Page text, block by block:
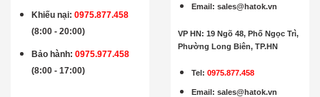
Khiếu nại: 0975.877.458
(8:00 - 20:00)
Bảo hành:0975.977.458
(8:00 - 17:00)
Email:sales@hatok.vn
VP HN: 19 Ngõ 48, Phố Ngọc Trì,
Phường Long Biên, TP.HN
Tel: 0975.877.458
Email:sales@hatok.vn